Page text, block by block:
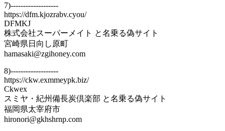
7)-------------------
https://dfm.kjozrabv.cyou/
DFMKJ
株式会社スーパーメイト と名乗る偽サイト
宮崎県日向し原町
hamasaki@zgihoney.com
8)-------------------
https://ckw.exmmeypk.biz/
Ckwex
スミヤ・紀州備長炭倶楽部 と名乗る偽サイト
福岡県太宰府市
hironori@gkhshrnp.com